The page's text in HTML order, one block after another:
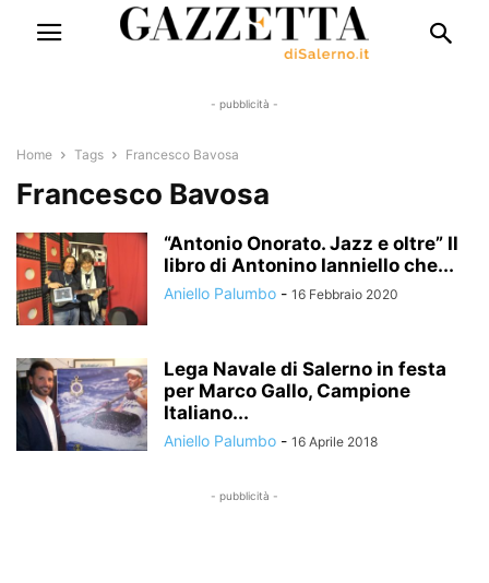
- pubblicità -
Home Tags Francesco Bavosa
Francesco Bavosa
“Antonio Onorato. Jazz e oltre” Il
libro di Antonino Ianniello che...
Aniello Palumbo - 16 Febbraio 2020
Lega Navale di Salerno in festa
per Marco Gallo, Campione
Italiano...
Aniello Palumbo - 16 Aprile 2018
- pubblicità -